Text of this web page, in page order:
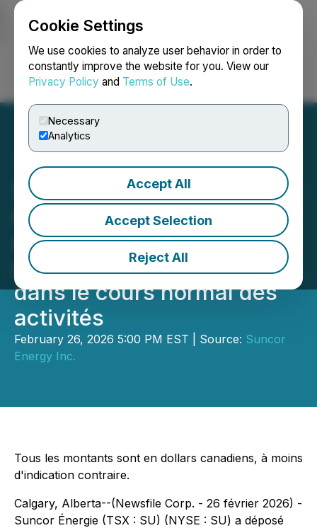
Cookie Settings
We use cookies to analyze user behavior in order to
constantly improve the website for you. View our
Privacy Policy and Terms of Use.
Necessary
Analytics
Accept All
Accept Selection
Reject All
Login Search Français
Suncor Énergie dépose ses
documents d'information
annuels et renouvelle son
offre publique de rachat
dans le cours normal des
activités
February 26, 2026 5:00 PM EST | Source: Suncor
Energy Inc.
Tous les montants sont en dollars canadiens, à moins
d'indication contraire.
Calgary, Alberta--(Newsfile Corp. - 26 février 2026) -
Suncor Énergie (TSX : SU) (NYSE : SU) a déposé